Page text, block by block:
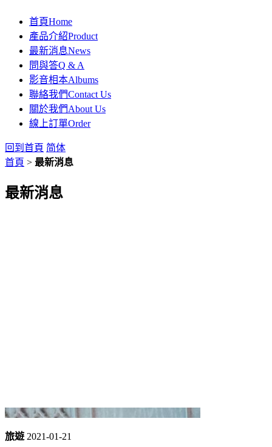
首頁Home
產品介紹Product
最新消息News
問與答Q & A
影音相本Albums
聯絡我們Contact Us
關於我們About Us
線上訂單Order
回到首頁 简体
首頁 > 最新消息
最新消息
旅遊 2021-01-21